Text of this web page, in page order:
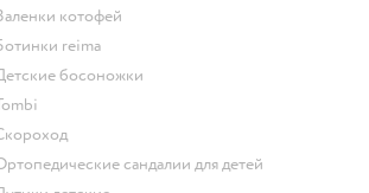
Валенки котофей
Ботинки reima
Детские босоножки
Tombi
Скороход
Ортопедические сандалии для детей